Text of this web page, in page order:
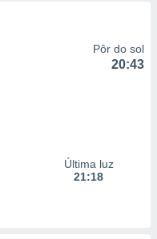
Pôr do sol
20:43
Última luz
21:18